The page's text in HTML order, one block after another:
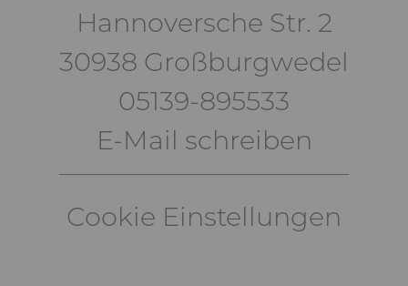
Hannoversche Str. 2
30938 Großburgwedel
05139-895533
E-Mail schreiben
Cookie Einstellungen